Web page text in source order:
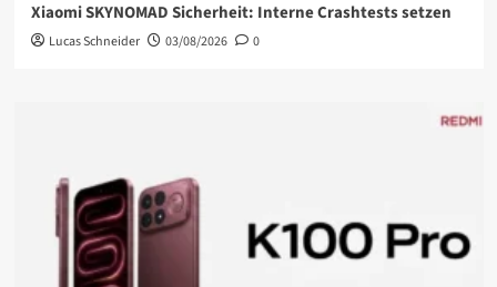
Xiaomi SKYNOMAD Sicherheit: Interne Crashtests setzen
Lucas Schneider 03/08/2026 0